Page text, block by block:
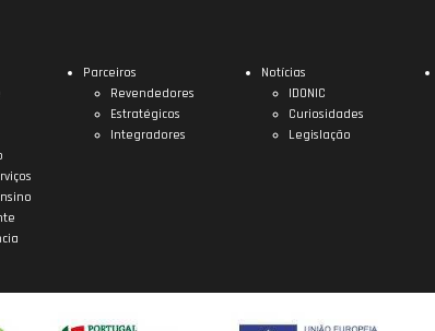
Parceiros
Revendedores
Estratégicos
Integradores
Notícias
IDONIC
Curiosidades
Legislação